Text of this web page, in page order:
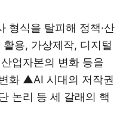
형식을 탈피해 정책·산
용, 가상제작, 디지털
업자본의 변화 등을
화 ▲AI 시대의 저작권
논리 등 세 갈래의 핵